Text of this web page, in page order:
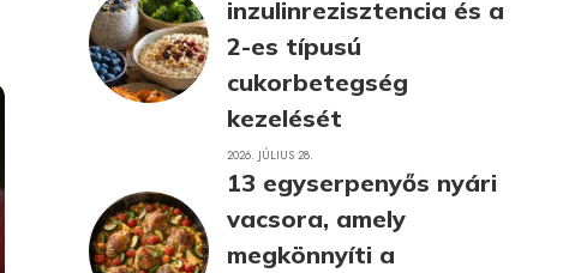
inzulinrezisztencia és a
2-es típusú
cukorbetegség
kezelését
2026. JÚLIUS 28.
13 egyserpenyős nyári
vacsora, amely
megkönnyíti a